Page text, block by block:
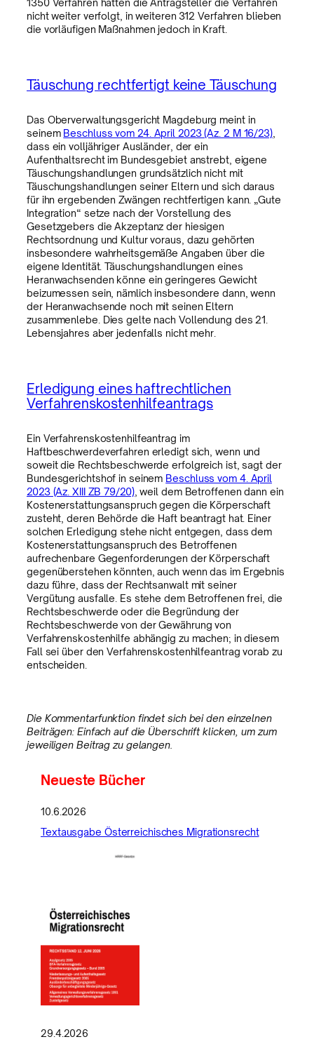
nicht weiter verfolgt, in weiteren 312 Verfahren blieben
die vorläufigen Maßnahmen jedoch in Kraft.
Täuschung rechtfertigt keine Täuschung
Das Oberverwaltungsgericht Magdeburg meint in
seinem Beschluss vom 24. April 2023 (Az. 2 M 16/23),
dass ein volljähriger Ausländer, der ein
Aufenthaltsrecht im Bundesgebiet anstrebt, eigene
Täuschungshandlungen grundsätzlich nicht mit
Täuschungshandlungen seiner Eltern und sich daraus
für ihn ergebenden Zwängen rechtfertigen kann. „Gute
Integration“ setze nach der Vorstellung des
Gesetzgebers die Akzeptanz der hiesigen
Rechtsordnung und Kultur voraus, dazu gehörten
insbesondere wahrheitsgemäße Angaben über die
eigene Identität. Täuschungshandlungen eines
Heranwachsenden könne ein geringeres Gewicht
beizumessen sein, nämlich insbesondere dann, wenn
der Heranwachsende noch mit seinen Eltern
zusammenlebe. Dies gelte nach Vollendung des 21.
Lebensjahres aber jedenfalls nicht mehr.
Erledigung eines haftrechtlichen
Verfahrenskostenhilfeantrags
Ein Verfahrenskostenhilfeantrag im
Haftbeschwerdeverfahren erledigt sich, wenn und
soweit die Rechtsbeschwerde erfolgreich ist, sagt der
Bundesgerichtshof in seinem Beschluss vom 4. April
2023 (Az. XIII ZB 79/20), weil dem Betroffenen dann ein
Kostenerstattungsanspruch gegen die Körperschaft
zusteht, deren Behörde die Haft beantragt hat. Einer
solchen Erledigung stehe nicht entgegen, dass dem
Kostenerstattungsanspruch des Betroffenen
aufrechenbare Gegenforderungen der Körperschaft
gegenüberstehen könnten, auch wenn das im Ergebnis
dazu führe, dass der Rechtsanwalt mit seiner
Vergütung ausfalle. Es stehe dem Betroffenen frei, die
Rechtsbeschwerde oder die Begründung der
Rechtsbeschwerde von der Gewährung von
Verfahrenskostenhilfe abhängig zu machen; in diesem
Fall sei über den Verfahrenskostenhilfeantrag vorab zu
entscheiden.
Die Kommentarfunktion findet sich bei den einzelnen
Beiträgen: Einfach auf die Überschrift klicken, um zum
jeweiligen Beitrag zu gelangen.
Neueste Bücher
10.6.2026
Textausgabe Österreichisches Migrationsrecht
29.4.2026